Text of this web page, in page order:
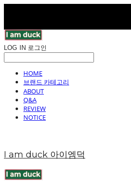
LOG IN 로그인
HOME
브랜드 카테고리
ABOUT
Q&A
REVIEW
NOTICE
I am duck 아이엠덕